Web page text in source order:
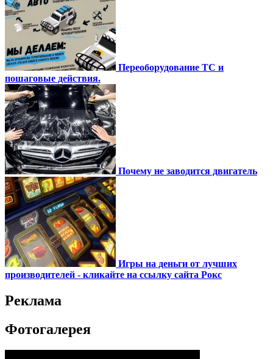
Переоборудование ТС и
пошаговые действия.
Почему не заводится двигатель
Игры на деньги от лучших
производителей - кликайте на ссылку сайта Рокс
Реклама
Фотогалерея